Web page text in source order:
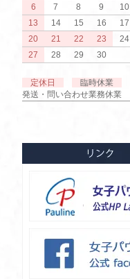
6
7 8 9 10
13
14 15 16 17
20
21 22 23 24
27
28 29 30
定休日
臨時休業
発送・問い合わせ業務休業